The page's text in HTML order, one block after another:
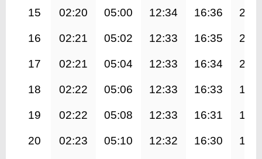
15 02:20 05:00 12:34 16:36
16 02:21 05:02 12:33 16:35
17 02:21 05:04 12:33 16:34
18 02:22 05:06 12:33 16:33
19 02:22 05:08 12:33 16:31
20 02:23 05:10 12:32 16:30